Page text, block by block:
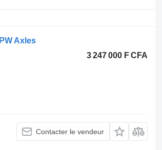
Axles
3 247 000 F CFA
Contacter le vendeur